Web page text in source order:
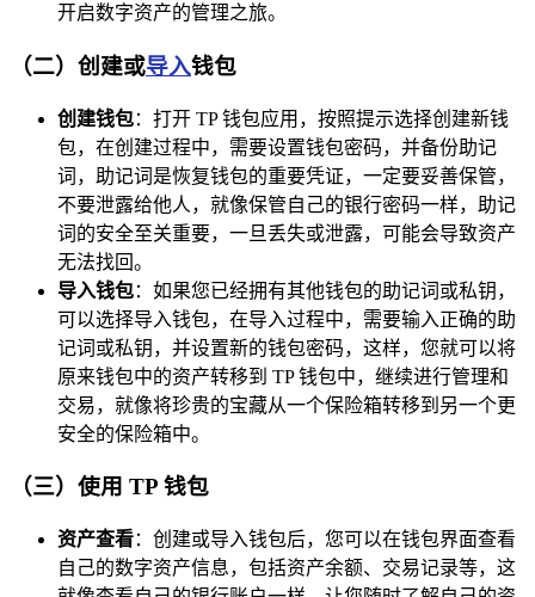
开启数字资产的管理之旅。
（二）创建或导入钱包
创建钱包：打开 TP 钱包应用，按照提示选择创建新钱
包，在创建过程中，需要设置钱包密码，并备份助记
词，助记词是恢复钱包的重要凭证，一定要妥善保管，
不要泄露给他人，就像保管自己的银行密码一样，助记
词的安全至关重要，一旦丢失或泄露，可能会导致资产
无法找回。
导入钱包：如果您已经拥有其他钱包的助记词或私钥，
可以选择导入钱包，在导入过程中，需要输入正确的助
记词或私钥，并设置新的钱包密码，这样，您就可以将
原来钱包中的资产转移到 TP 钱包中，继续进行管理和
交易，就像将珍贵的宝藏从一个保险箱转移到另一个更
安全的保险箱中。
（三）使用 TP 钱包
资产查看：创建或导入钱包后，您可以在钱包界面查看
自己的数字资产信息，包括资产余额、交易记录等，这